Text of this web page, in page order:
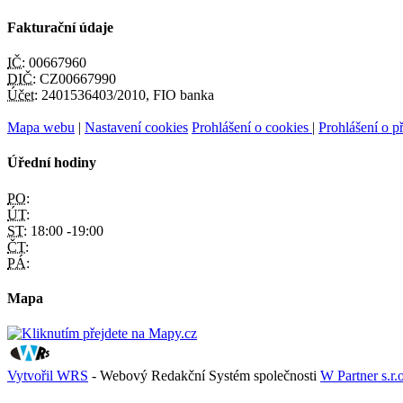
Fakturační údaje
IČ: 00667960
DIČ: CZ00667990
Účet: 2401536403/2010, FIO banka
Mapa webu | Nastavení cookies Prohlášení o cookies | Prohlášení o
Úřední hodiny
PO:
ÚT:
ST: 18:00 -19:00
ČT:
PÁ:
Mapa
Vytvořil WRS - Webový Redakční Systém společnosti W Partner